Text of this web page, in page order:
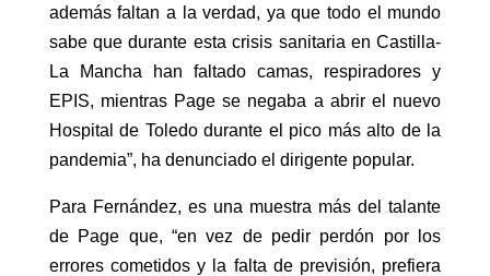
además faltan a la verdad, ya que todo el mundo
sabe que durante esta crisis sanitaria en Castilla-
La Mancha han faltado camas, respiradores y
EPIS, mientras Page se negaba a abrir el nuevo
Hospital de Toledo durante el pico más alto de la
pandemia”, ha denunciado el dirigente popular.
Para Fernández, es una muestra más del talante
de Page que, “en vez de pedir perdón por los
errores cometidos y la falta de previsión, prefiera